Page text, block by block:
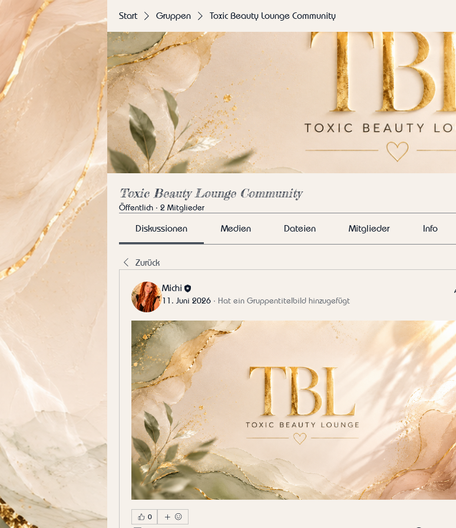
Start Gruppen Toxic Beauty Lounge Community
Toxic Beauty Lounge Community
Öffentlich · 2 Mitglieder
Diskussionen Medien Dateien Mitglieder Info
Zurück
Michi
11. Juni 2026 · Hat ein Gruppentitelbild hinzugefügt
0